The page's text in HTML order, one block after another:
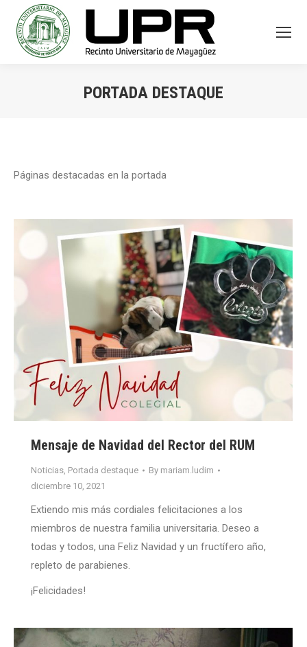
PORTADA DESTAQUE
Páginas destacadas en la portada
Mensaje de Navidad del Rector del RUM
Noticias, Portada destaque By mariam.ludim
diciembre 10, 2021
Extiendo mis más cordiales felicitaciones a los
miembros de nuestra familia universitaria. Deseo a
todas y todos, una Feliz Navidad y un fructífero año,
repleto de parabienes.
¡Felicidades!